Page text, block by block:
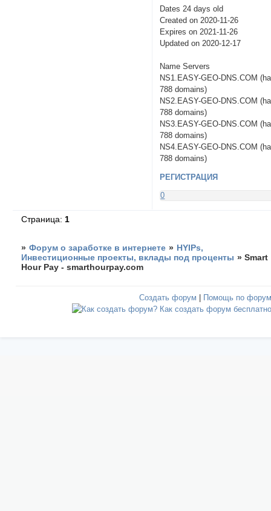
Dates 24 days old
Created on 2020-11-26
Expires on 2021-11-26
Updated on 2020-12-17
Name Servers
NS1.EASY-GEO-DNS.COM
788 domains)
NS2.EASY-GEO-DNS.COM
788 domains)
NS3.EASY-GEO-DNS.COM
788 domains)
NS4.EASY-GEO-DNS.COM
788 domains)
РЕГИСТРАЦИЯ
0
Страница: 1
» Форум о заработке в интернете » HYIPs,
Инвестиционные проекты, вклады под проценты »Smart
Hour Pay - smarthourpay.com
Создать форум | Помощь по